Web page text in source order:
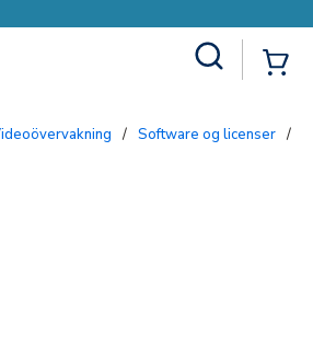
Videoövervakning / Software og licenser /